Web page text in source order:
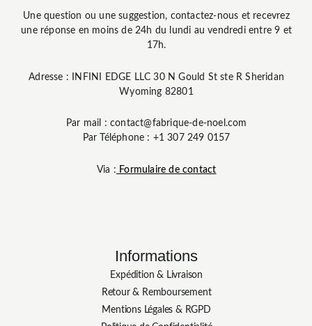
Une question ou une suggestion, contactez-nous et recevrez
une réponse en moins de 24h du lundi au vendredi entre 9 et
17h.
Adresse : INFINI EDGE LLC 30 N Gould St ste R Sheridan
Wyoming 82801
Par mail : contact@fabrique-de-noel.com
Par Téléphone : +1 307 249 0157
Via : Formulaire de contact
Informations
Expédition & Livraison
Retour & Remboursement
Mentions Légales & RGPD